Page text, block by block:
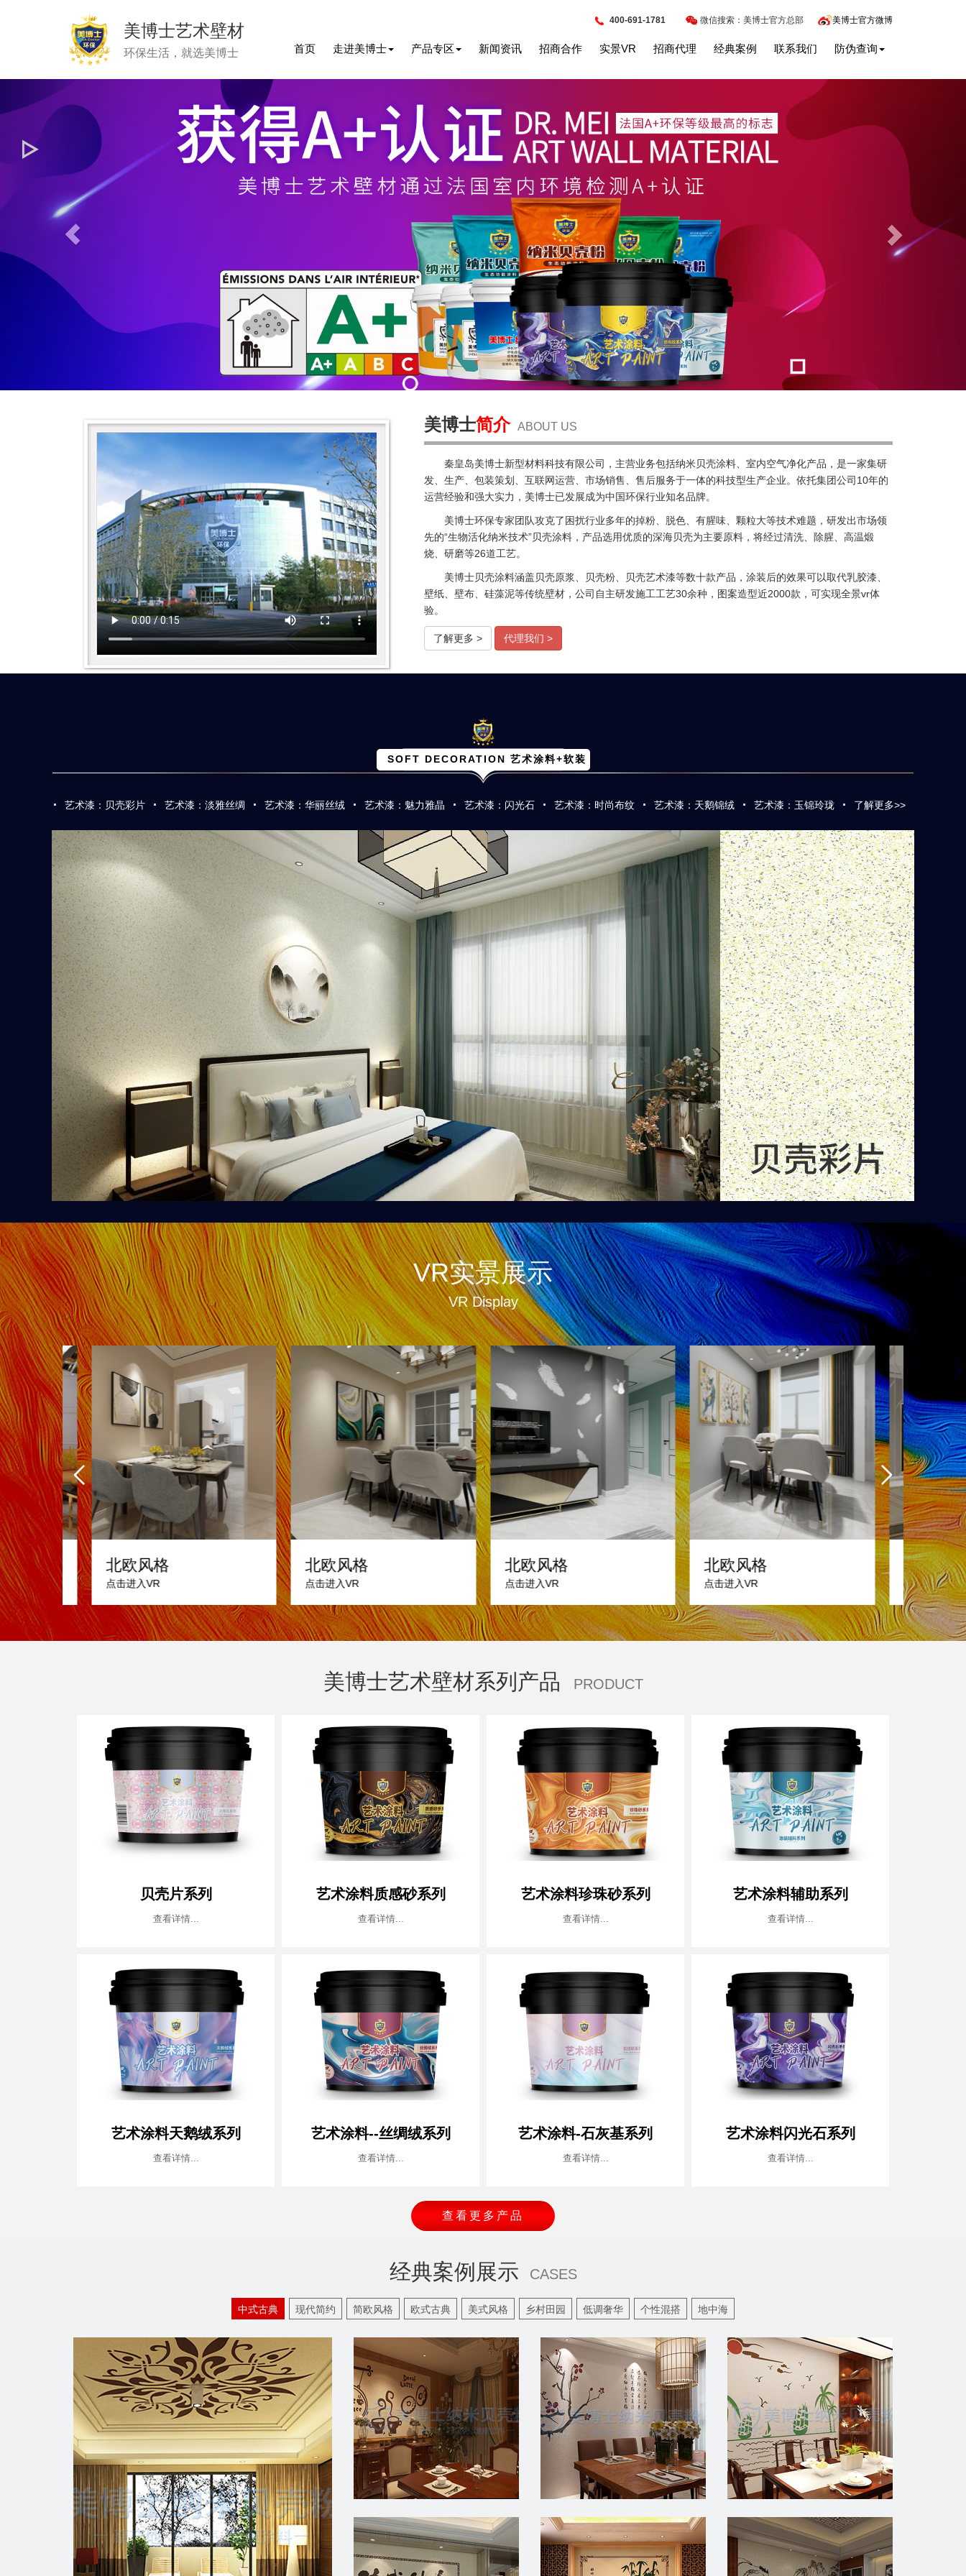
美博士艺术壁材
环保生活，就选美博士
400-691-1781 微信搜索：美博士官方总部 美博士官方微博
首页 走进美博士 产品专区 新闻资讯 招商合作 实景VR 招商代理 经典案例 联系我们 防伪查询
美博士简介 ABOUT US
秦皇岛美博士新型材料科技有限公司，主营业务包括纳米贝壳涂料、室内空气净化产品，是一家集研
发、生产、包装策划、互联网运营、市场销售、售后服务于一体的科技型生产企业。依托集团公司10年的
运营经验和强大实力，美博士已发展成为中国环保行业知名品牌。
美博士环保专家团队攻克了困扰行业多年的掉粉、脱色、有腥味、颗粒大等技术难题，研发出市场领
先的“生物活化纳米技术”贝壳涂料，产品选用优质的深海贝壳为主要原料，将经过清洗、除腥、高温煅
烧、研磨等26道工艺。
美博士贝壳涂料涵盖贝壳原浆、贝壳粉、贝壳艺术漆等数十款产品，涂装后的效果可以取代乳胶漆、
壁纸、壁布、硅藻泥等传统壁材，公司自主研发施工工艺30余种，图案造型近2000款，可实现全景vr体
验。
了解更多 > 代理我们 >
SOFT DECORATION 艺术涂料+软装
· 艺术漆：贝壳彩片 · 艺术漆：淡雅丝绸 · 艺术漆：华丽丝绒 · 艺术漆：魅力雅晶 · 艺术漆：闪光石 · 艺术漆：时尚布纹 · 艺术漆：天鹅锦绒 · 艺术漆：玉锦玲珑 · 了解更多>>
VR实景展示
VR Display
北欧风格
点击进入VR
北欧风格
点击进入VR
北欧风格
点击进入VR
现代风格
点击进入VR
北欧风格
点击进入VR
美博士艺术壁材系列产品 PRODUCT
贝壳片系列
查看详情...
艺术涂料质感砂系列
查看详情...
艺术涂料珍珠砂系列
查看详情...
艺术涂料辅助系列
查看详情...
艺术涂料天鹅绒系列
查看详情...
艺术涂料--丝绸绒系列
查看详情...
艺术涂料-石灰基系列
查看详情...
艺术涂料闪光石系列
查看详情...
查看更多产品
经典案例展示 CASES
中式古典 现代简约 简欧风格 欧式古典 美式风格 乡村田园 低调奢华 个性混搭 地中海